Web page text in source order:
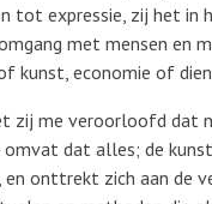
tot expressie, zij het in
met mensen en
kunst, economie of
zij me veroorloofd dat
omvat dat alles; de
onttrekt zich aan de